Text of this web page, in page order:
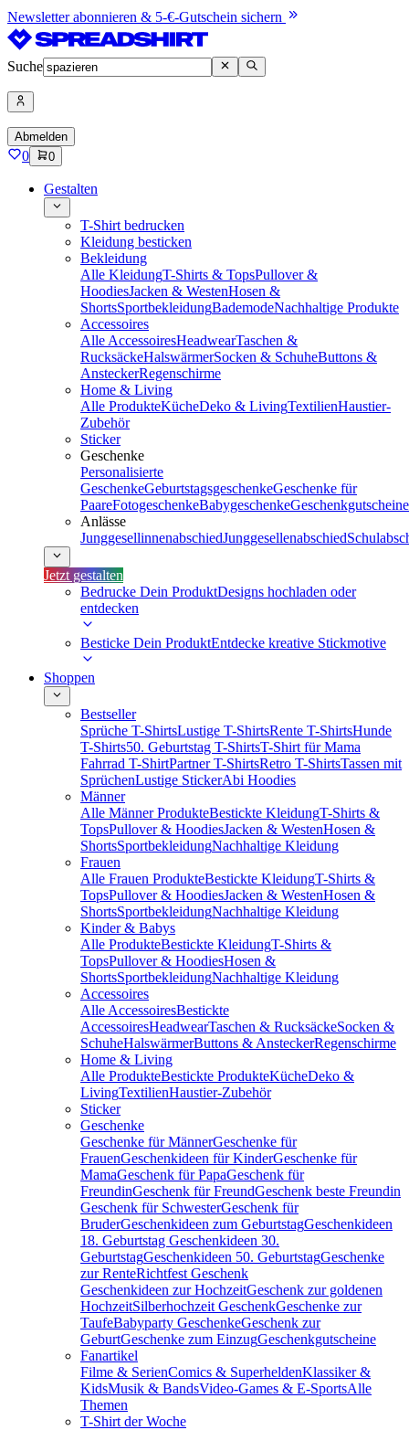
Newsletter abonnieren & 5-€-Gutschein sichern
Suche
Abmelden
0 0
Gestalten
T-Shirt bedrucken
Kleidung besticken
Bekleidung
Alle KleidungT-Shirts & TopsPullover &
HoodiesJacken & WestenHosen &
ShortsSportbekleidungBademodeNachhaltige Produkte
Accessoires
Alle AccessoiresHeadwearTaschen &
RucksäckeHalswärmerSocken & SchuheButtons &
AnsteckerRegenschirme
Home & Living
Alle ProdukteKücheDeko & LivingTextilienHaustier-
Zubehör
Sticker
Geschenke
Personalisierte
GeschenkeGeburtstagsgeschenkeGeschenke für
PaareFotogeschenkeBabygeschenkeGeschenkgutscheine
Anlässe
JunggesellinnenabschiedJunggesellenabschied
Jetzt gestalten
Bedrucke Dein ProduktDesigns hochladen oder
entdecken
Besticke Dein ProduktEntdecke kreative Stickmotive
Shoppen
Bestseller
Sprüche T-ShirtsLustige T-ShirtsRente T-ShirtsHunde
T-Shirts50. Geburtstag T-ShirtsT-Shirt für Mama
Fahrrad T-ShirtPartner T-ShirtsRetro T-ShirtsTassen mit
SprüchenLustige StickerAbi Hoodies
Männer
Alle Männer ProdukteBestickte KleidungT-Shirts &
TopsPullover & HoodiesJacken & WestenHosen &
ShortsSportbekleidungNachhaltige Kleidung
Frauen
Alle Frauen ProdukteBestickte KleidungT-Shirts &
TopsPullover & HoodiesJacken & WestenHosen &
ShortsSportbekleidungNachhaltige Kleidung
Kinder & Babys
Alle ProdukteBestickte KleidungT-Shirts &
TopsPullover & HoodiesHosen &
ShortsSportbekleidungNachhaltige Kleidung
Accessoires
Alle AccessoiresBestickte
AccessoiresHeadwearTaschen & RucksäckeSocken &
SchuheHalswärmerButtons & AnsteckerRegenschirme
Home & Living
Alle ProdukteBestickte ProdukteKücheDeko &
LivingTextilienHaustier-Zubehör
Sticker
Geschenke
Geschenke für MännerGeschenke für
FrauenGeschenkideen für KinderGeschenke für
MamaGeschenk für PapaGeschenk für
FreundinGeschenk für FreundGeschenk beste Freundin
Geschenk für SchwesterGeschenk für
BruderGeschenkideen zum GeburtstagGeschenkideen
18. Geburtstag Geschenkideen 30.
GeburtstagGeschenkideen 50. GeburtstagGeschenke
zur RenteRichtfest Geschenk
Geschenkideen zur HochzeitGeschenk zur goldenen
HochzeitSilberhochzeit GeschenkGeschenke zur
TaufeBabyparty GeschenkeGeschenk zur
GeburtGeschenke zum EinzugGeschenkgutscheine
Fanartikel
Filme & SerienComics & SuperheldenKlassiker &
KidsMusik & BandsVideo-Games & E-SportsAlle
Themen
T-Shirt der Woche